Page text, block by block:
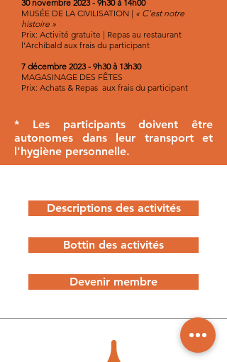
30 novembre 2023 - 9h30 à 14h00
MUSÉE DE LA CIVILISATION | « C'est notre
histoire »
Prix: Activité gratuite | Repas au restaurant
l'Archibald aux frais du participant
7 décembre 2023 - 9h30 à 13h30
MAGASINAGE DES FÊTES
Prix: Achats & Repas aux frais du participant
* Les participants doivent être
autonomes dans leur transport et
l'hygiène personnelle.
Descriptions des activités
Bottin des activités
Devenir membre